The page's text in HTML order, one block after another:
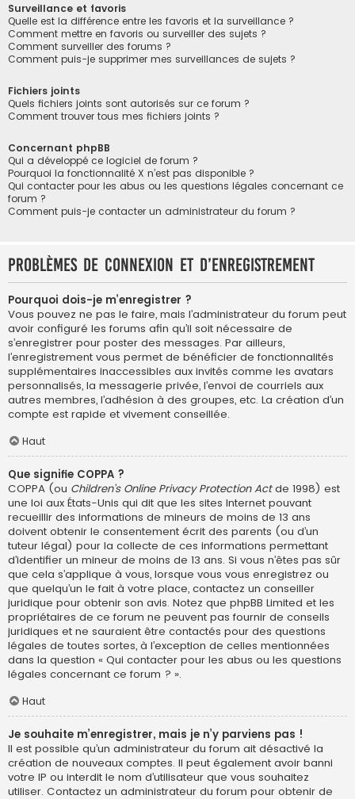
Surveillance et favoris
Quelle est la différence entre les favoris et la surveillance ?
Comment mettre en favoris ou surveiller des sujets ?
Comment surveiller des forums ?
Comment puis-je supprimer mes surveillances de sujets ?
Fichiers joints
Quels fichiers joints sont autorisés sur ce forum ?
Comment trouver tous mes fichiers joints ?
Concernant phpBB
Qui a développé ce logiciel de forum ?
Pourquoi la fonctionnalité X n’est pas disponible ?
Qui contacter pour les abus ou les questions légales concernant ce
forum ?
Comment puis-je contacter un administrateur du forum ?
Problèmes de connexion et d’enregistrement
Pourquoi dois-je m’enregistrer ?
Vous pouvez ne pas le faire, mais l’administrateur du forum peut
avoir configuré les forums afin qu’il soit nécessaire de
s’enregistrer pour poster des messages. Par ailleurs,
l’enregistrement vous permet de bénéficier de fonctionnalités
supplémentaires inaccessibles aux invités comme les avatars
personnalisés, la messagerie privée, l’envoi de courriels aux
autres membres, l’adhésion à des groupes, etc. La création d’un
compte est rapide et vivement conseillée.
Haut
Que signifie COPPA ?
COPPA (ou Children’s Online Privacy Protection Actde 1998) est
une loi aux États-Unis qui dit que les sites Internet pouvant
recueillir des informations de mineurs de moins de 13 ans
doivent obtenir le consentement écrit des parents (ou d’un
tuteur légal) pour la collecte de ces informations permettant
d’identifier un mineur de moins de 13 ans. Si vous n’êtes pas sûr
que cela s’applique à vous, lorsque vous vous enregistrez ou
que quelqu’un le fait à votre place, contactez un conseiller
juridique pour obtenir son avis. Notez que phpBB Limited et les
propriétaires de ce forum ne peuvent pas fournir de conseils
juridiques et ne sauraient être contactés pour des questions
légales de toutes sortes, à l’exception de celles mentionnées
dans la question « Qui contacter pour les abus ou les questions
légales concernant ce forum ? ».
Haut
Je souhaite m’enregistrer, mais je n’y parviens pas !
Il est possible qu’un administrateur du forum ait désactivé la
création de nouveaux comptes. Il peut également avoir banni
votre IP ou interdit le nom d’utilisateur que vous souhaitez
utiliser. Contactez un administrateur du forum pour obtenir de